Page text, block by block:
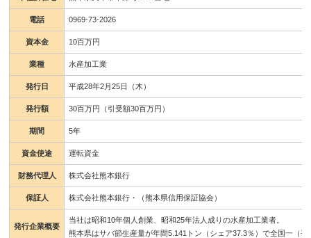
電話 0969-73-2026
資本金 10百万円
業種 水産加工業
発行日 平成28年2月25日（木）
発行額 30百万円（引受額30百万円）
期間 5年
資金使途 運転資金
財務代理人 株式会社熊本銀行
保証人 株式会社熊本銀行・（熊本県信用保証協会）
発行企業概要
当社は昭和10年個人創業、昭和25年法人成りの水産加工業者。
熊本県はサバ節生産量が年間5.141トン（シェア37.3％）で全国一（